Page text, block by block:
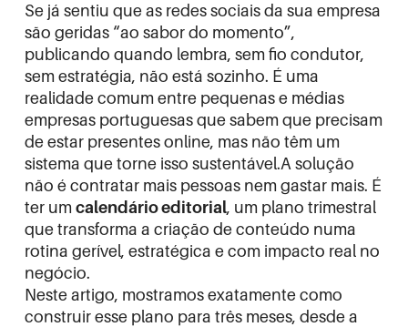
Se já sentiu que as redes sociais da sua empresa
são geridas “ao sabor do momento”,
publicando quando lembra, sem fio condutor,
sem estratégia, não está sozinho. É uma
realidade comum entre pequenas e médias
empresas portuguesas que sabem que precisam
de estar presentes online, mas não têm um
sistema que torne isso sustentável.A solução
não é contratar mais pessoas nem gastar mais. É
ter um calendário editorial, um plano trimestral
que transforma a criação de conteúdo numa
rotina gerível, estratégica e com impacto real no
negócio.
Neste artigo, mostramos exatamente como
construir esse plano para três meses, desde a